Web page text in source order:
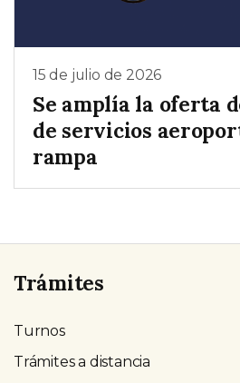
15 de julio de 2026
Se amplía la oferta
de servicios
rampa
Trámites
Turnos
Trámites a distancia